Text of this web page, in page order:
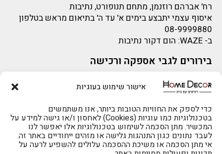
אישור שימוש בעוגיות
כדי לספק את החוויות הטובות ביותר, אנו משתמשים
בטכנולוגיות כמו עוגיות (Cookies) לאחסון ו/או גישה למידע על
המכשיר. מתן הסכמה לשימוש בטכנולוגיות אלו יאפשר לנו
לעבד נתונים כגון התנהגות גלישה או מזהים ייחודיים באתר זה.
אי מתן הסכמה או משיכת ההסכמה עלולים להשפיע לרעה על
רח' אברהם רוזנמן, מתחם תנופורט, נתיבות
איסוף עצמי יתבצע בימים א' עד ה' בתיאום מראש בטלפון
08-9999880
ב- WAZE: הום דקור נתיבות
בירורים לגבי אספקה ורכישה
בירור לגבי אספקה -ניתן לפנות למייל:
sigal@home-decor.co.il
פניות לפני רכישה – ניתן לפנות למייל: omer@home-
decor.co.il